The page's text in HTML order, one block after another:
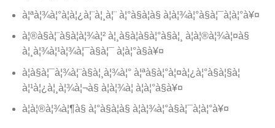
à¦ªà¦¾à¦°à¦à¦¿à¦¨à¦¸à¦¨ à¦°à§à¦à§ à¦à¦¾à¦°à§à¦¯à¦à¦°à¥¤
à¦®à§à¦¨à§à¦à¦¾à¦² à¦¸à§à¦à§à¦°à§à¦¸ à¦à¦®à¦¾à¦¤à§
à¦¸à¦¾à¦¹à¦¾à¦¯à§à¦¯ à¦à¦°à§à¥¤
à¦à§à¦¯à¦¾à¦¨à§à¦¸à¦¾à¦° à¦ªà§à¦°à¦¤à¦¿à¦°à§à¦§à¦
à¦¹à¦¿à¦¸à¦¾à¦¬à§ à¦à¦¾à¦ à¦à¦°à§à¥¤
à¦à¦®à¦¾à¦¶à§ à¦°à§à¦à§ à¦à¦¾à¦°à§à¦¯à¦à¦°à¥¤